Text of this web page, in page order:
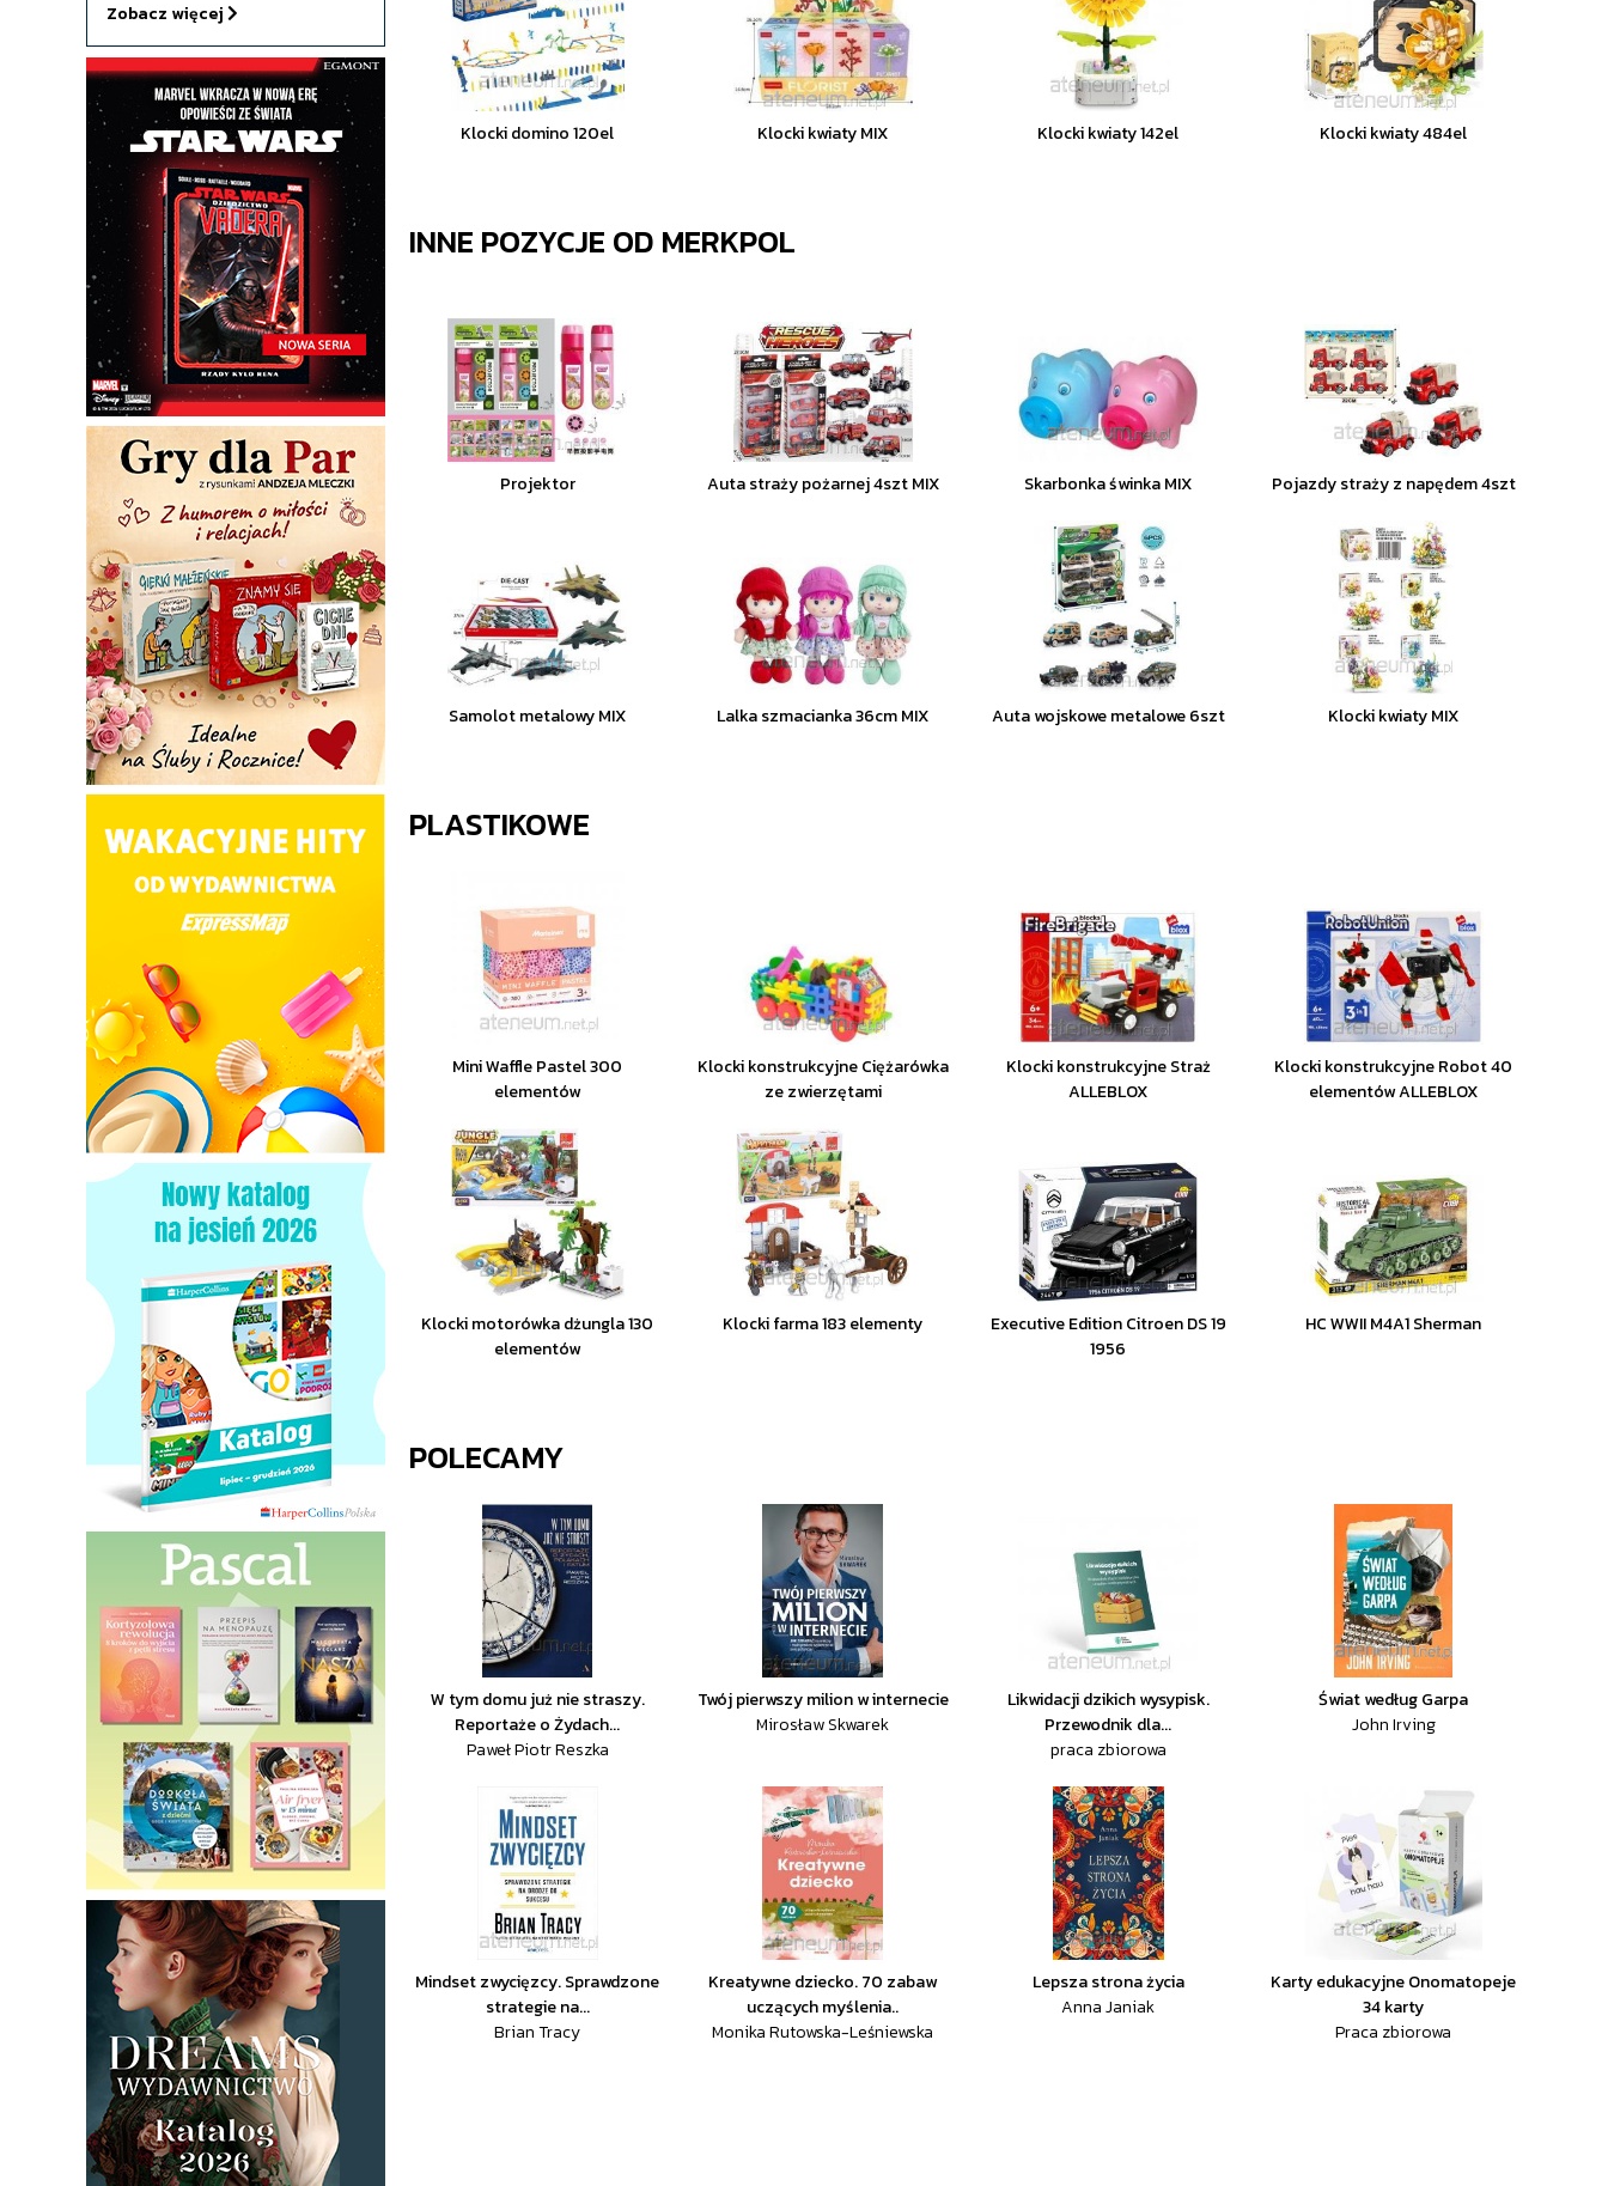
Zobacz więcej
Klocki domino 120el Klocki kwiaty MIX Klocki kwiaty 142el Klocki kwiaty 484el
INNE POZYCJE OD MERKPOL
Projektor Auta straży pożarnej 4szt MIX Skarbonka świnka MIX Pojazdy straży z napędem 4szt
Samolot metalowy MIX Lalka szmacianka 36cm MIX Auta wojskowe metalowe 6szt Klocki kwiaty MIX
PLASTIKOWE
Mini Waffle Pastel 300
elementów
Klocki konstrukcyjne Ciężarówka
ze zwierzętami
Klocki konstrukcyjne Straż
ALLEBLOX
Klocki konstrukcyjne Robot 40
elementów ALLEBLOX
Klocki motorówka dżungla 130
elementów
Klocki farma 183 elementy
Executive Edition Citroen DS 19
1956
HC WWII M4A1 Sherman
POLECAMY
W tym domu już nie straszy.
Reportaże o Żydach...
Paweł Piotr Reszka
Twój pierwszy milion w internecie
Mirosław Skwarek
Likwidacji dzikich wysypisk.
Przewodnik dla...
praca zbiorowa
Świat według Garpa
John Irving
Mindset zwycięzcy. Sprawdzone
strategie na...
Brian Tracy
Kreatywne dziecko. 70 zabaw
uczących myślenia..
Monika Rutowska-Leśniewska
Lepsza strona życia
Anna Janiak
Karty edukacyjne Onomatopeje
34 karty
Praca zbiorowa